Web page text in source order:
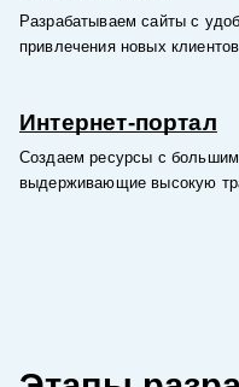
Разрабатываем сайты с
привлечения новых
Интернет-портал
Создаем ресурсы с
выдерживающие высокую